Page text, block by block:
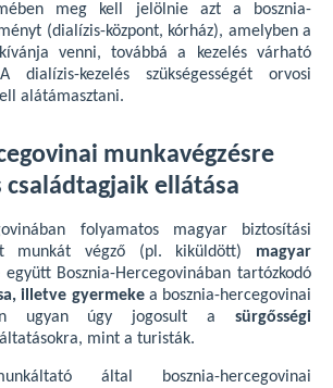
meg kell jelölnie azt a bosznia-
(dialízis-központ, kórház), amelyben a
venni, továbbá a kezelés várható
kezelés szükségességét orvosi
alátámasztani.
munkavégzésre
ellátása
folyamatos magyar biztosítási
munkát végző (pl. kiküldött) magyar
együtt Bosznia-Hercegovinában tartózkodó
illetve gyermekea bosznia-hercegovinai
ugyan úgy jogosult a sürgősségi
mint a turisták.
által bosznia-hercegovinai